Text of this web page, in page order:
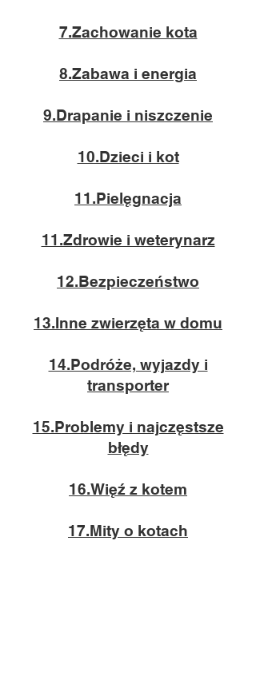
7.Zachowanie kota
8.Zabawa i energia
9.Drapanie i niszczenie
10.Dzieci i kot
11.Pielęgnacja
11.Zdrowie i weterynarz
12.Bezpieczeństwo
13.Inne zwierzęta w domu
14.Podróże, wyjazdy i
transporter
15.Problemy i najczęstsze
błędy
16.Więź z kotem
17.Mity o kotach